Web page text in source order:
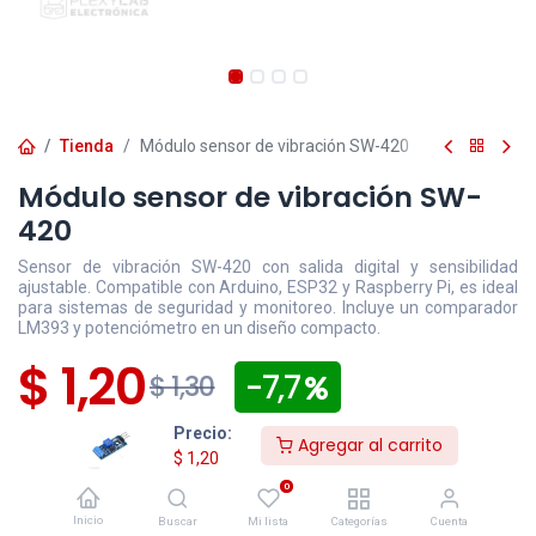
Precio:
$ 1,20
Agregar al carrito
Inicio Buscar
0
Mi lista Categorías Cuenta
Tienda Módulo sensor de vibración SW-420
Módulo sensor de vibración SW-
420
Sensor de vibración SW-420 con salida digital y sensibilidad
ajustable. Compatible con Arduino, ESP32 y Raspberry Pi, es ideal
para sistemas de seguridad y monitoreo. Incluye un comparador
LM393 y potenciómetro en un diseño compacto.
$ 1,20$1,30 - 7,7
Disponible Efectivo/Transferencia
Incluye IVA
Precio exclusivo sitio web
Los pedidosconfirmadosdespués de las 16:30 para